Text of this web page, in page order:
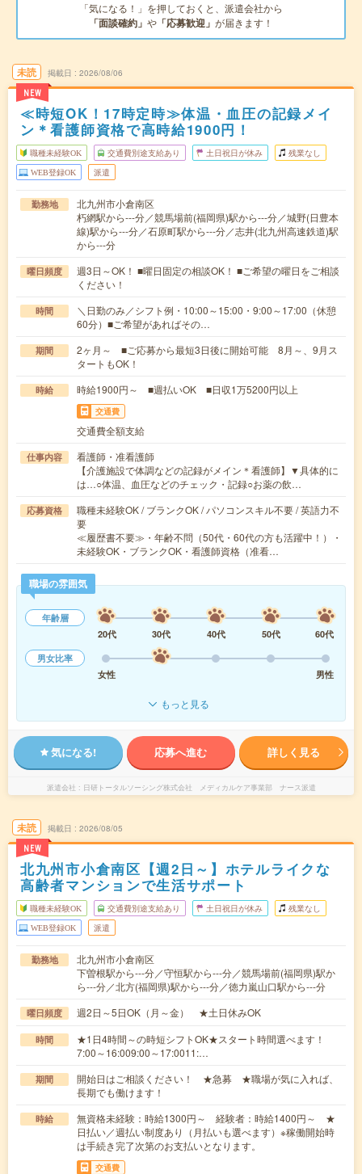
「気になる！」を押しておくと、派遣会社から
「面談確約」 や 「応募歓迎」 が届きます！
未読
NEW
掲載日 2026/08/06
≪時短OK！17時定時≫体温・血圧の記録メイ
ン＊看護師資格で高時給1900円！
職種未経験OK 交通費別途支給あり 土日祝日が休み 残業なし
WEB登録OK 派遣
勤務地
北九州市小倉南区
朽網駅から---分／競馬場前(福岡県)駅から---分／城野(日豊本
線)駅から---分／石原町駅から---分／志井(北九州高速鉄道)駅
から---分
曜日頻度
週3日～OK！ ■曜日固定の相談OK！ ■ご希望の曜日をご相談
ください！
時間
＼日勤のみ／シフト例・10:00～15:00・9:00～17:00（休憩
60分）■ご希望があればその…
期間
2ヶ月～ ■ご応募から最短3日後に開始可能 8月～、9月ス
タートもOK！
時給 時給1900円～ ■週払いOK ■日収1万5200円以上
交通費
交通費全額支給
仕事内容
看護師・准看護師
【介護施設で体調などの記録がメイン＊看護師】▼具体的に
は…○体温、血圧などのチェック・記録○お薬の飲…
応募資格
職種未経験OK / ブランクOK / パソコンスキル不要 / 英語力不
要
≪履歴書不要≫・年齢不問（50代・60代の方も活躍中！）・
未経験OK・ブランクOK・看護師資格（准看…
職場の雰囲気
年齢層
20代
30代 40代 50代
60代
男女比率
女性
男性
もっと見る
気になる! 応募へ進む 詳しく見る
派遣会社 日研トータルソーシング株式会社 メディカルケア事業部 ナース派遣
未読
NEW
掲載日 2026/08/05
北九州市小倉南区【週2日～】ホテルライクな
高齢者マンションで生活サポート
職種未経験OK 交通費別途支給あり 土日祝日が休み 残業なし
WEB登録OK 派遣
勤務地
北九州市小倉南区
下曽根駅から---分／守恒駅から---分／競馬場前(福岡県)駅か
ら---分／北方(福岡県)駅から---分／徳力嵐山口駅から---分
曜日頻度 週2日～5日OK（月～金） ★土日休みOK
時間
★1日4時間～の時短シフトOK★スタート時間選べます！
7:00～16:009:00～17:0011:…
期間
開始日はご相談ください！ ★急募 ★職場が気に入れば、
長期でも働けます！
時給
無資格未経験：時給1300円～ 経験者：時給1400円～ ★
日払い／週払い制度あり（月払いも選べます）※稼働開始時
は手続き完了次第のお支払いとなります。
交通費